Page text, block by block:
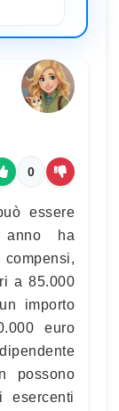
0
essere
anno ha
a 85.000
importo
euro
possono
esercenti